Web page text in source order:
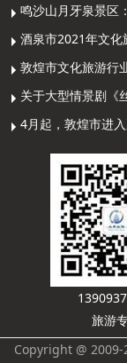
旅游
Copyright @ 2009-